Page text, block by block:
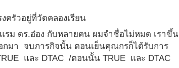
ครัวอยู่ที่วัดคลองเรียน
ม ดร.อ๋อง กับหลายคน ผมจำชื่อไม่หมด เราขึ้น
กมา จบภารกิจนั้น ตอนเย็นคุณกรก็ได้รับการ
และ DTAC /ตอนนั้น TRUE และ DTAC